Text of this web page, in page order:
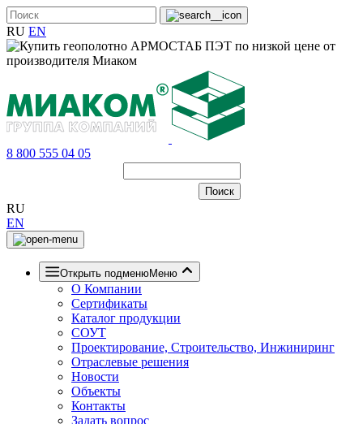
RU EN
8 800 555 04 05
RU
EN
Открыть подменюМеню
О Компании
Сертификаты
Каталог продукции
СОУТ
Проектирование, Строительство, Инжиниринг
Отраслевые решения
Новости
Объекты
Контакты
Задать вопрос